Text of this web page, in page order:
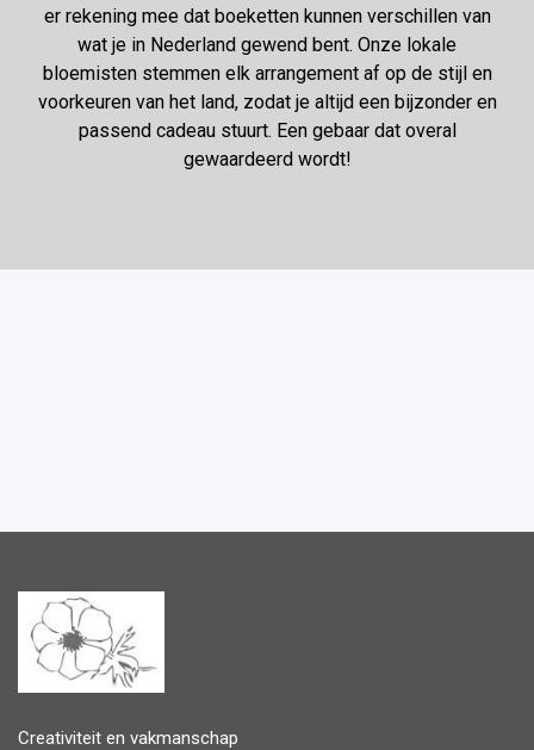
er rekening mee dat boeketten kunnen verschillen van
wat je in Nederland gewend bent. Onze lokale
bloemisten stemmen elk arrangement af op de stijl en
voorkeuren van het land, zodat je altijd een bijzonder en
passend cadeau stuurt. Een gebaar dat overal
gewaardeerd wordt!
Creativiteit en vakmanschap